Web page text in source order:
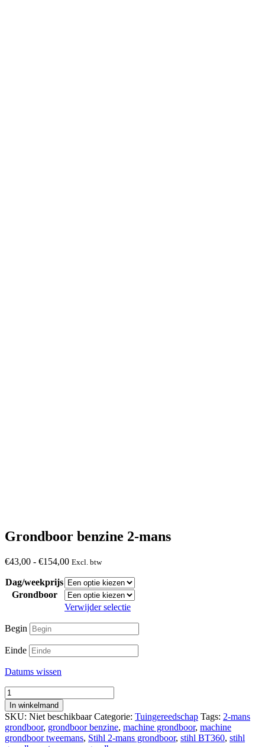
Grondboor benzine 2-mans
€43,00 - €154,00Prijsklasse:
tot
€154,00
Excl. btw
Dag/weekprijs
Grondboor
Verwijder selectie
Begin
Einde
Datums wissen
Grondboor
benzine
2-
mans
aantal
In winkelmand
SKU: Niet beschikbaar Categorie: Tuingereedschap Tags: 2-mans
grondboor, grondboor benzine, machine grondboor, machine
grondboor tweemans, Stihl 2-mans grondboor, stihl BT360, stihl